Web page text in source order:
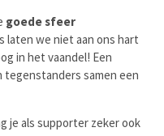
goede sfeer
laten we niet aan ons hart
in het vaandel! Een
samen een
je als supporter zeker ook